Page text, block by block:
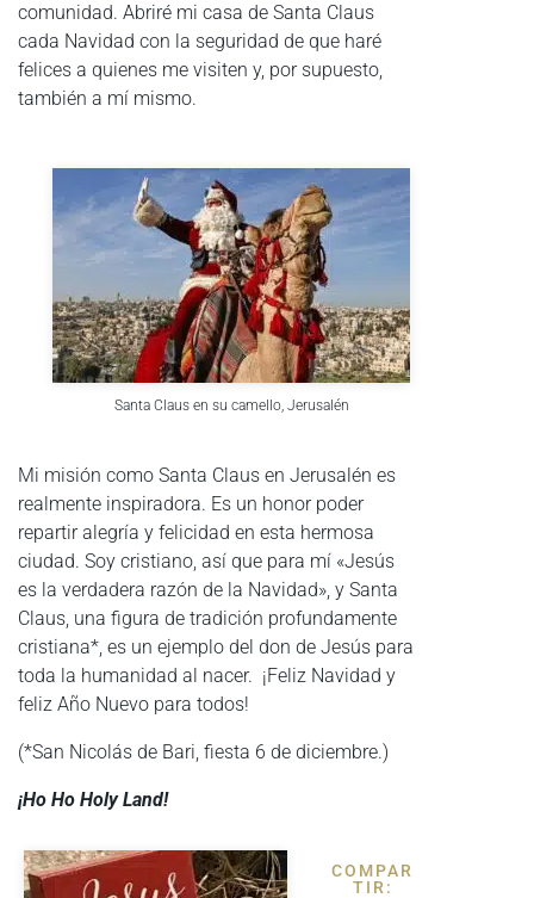
comunidad. Abriré mi casa de Santa Claus
cada Navidad con la seguridad de que haré
felices a quienes me visiten y, por supuesto,
también a mí mismo.
Santa Claus en su camello, Jerusalén
Mi misión como Santa Claus en Jerusalén es
realmente inspiradora. Es un honor poder
repartir alegría y felicidad en esta hermosa
ciudad. Soy cristiano, así que para mí «Jesús
es la verdadera razón de la Navidad», y Santa
Claus, una figura de tradición profundamente
cristiana*, es un ejemplo del don de Jesús para
toda la humanidad al nacer. ¡Feliz Navidad y
feliz Año Nuevo para todos!
(*San Nicolás de Bari, fiesta 6 de diciembre.)
¡Ho Ho Holy Land!
COMPAR
TIR: